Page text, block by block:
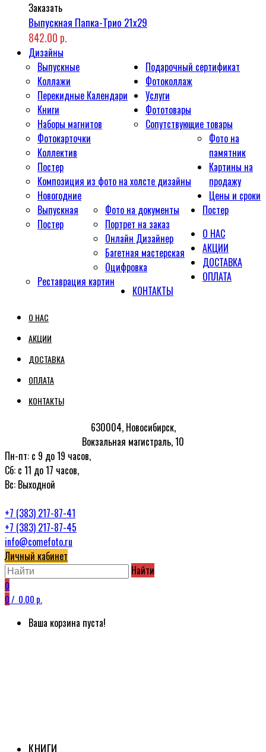
Заказать
Выпускная Папка-Трио 21x29
842.00 р.
Дизайны
Выпускные
Коллажи
Перекидные Календари
Книги
Наборы магнитов
Фотокарточки
Коллектив
Постер
Композиция из фото на холсте дизайны
Новогодние
Выпускная
Постер
Подарочный сертификат
Фотоколлаж
Услуги
Фото на документы
Портрет на заказ
Онлайн Дизайнер
Багетная мастерская
Оцифровка
Реставрация картин
Фототовары
Сопутствующие товары
Фото на
памятник
Картины на
продажу
Цены и сроки
Постер
О НАС
АКЦИИ
ДОСТАВКА
ОПЛАТА
КОНТАКТЫ
О НАС
АКЦИИ
ДОСТАВКА
ОПЛАТА
КОНТАКТЫ
630004, Новосибирск,
Вокзальная магистраль, 10
Пн-пт: с 9 до 19 часов,
Сб: с 11 до 17 часов,
Вс: Выходной
+7 (383) 217-87-41
+7 (383) 217-87-45
info@comefoto.ru
Личный кабинет
Найти
0
0/ 0.00 р.
Ваша корзина пуста!
КНИГИ